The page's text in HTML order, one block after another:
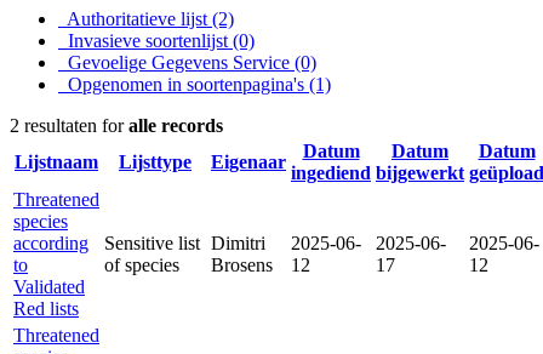
Authoritatieve lijst (2)
Invasieve soortenlijst (0)
Gevoelige Gegevens Service (0)
Opgenomen in soortenpagina's (1)
2 resultaten foralle records
Lijstnaam
Lijsttype Eigenaar
Datum
ingediend
Datum
bijgewerkt
Datum
geüpload
Threatened
species
according
to
Validated
Red lists
Sensitive list
of species
Dimitri
Brosens
2025-06-
12
2025-06-
17
2025-06-
12
Threatened